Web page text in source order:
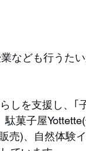
なども行うた
しを支援し、｢
菓子屋
売)、自然体験